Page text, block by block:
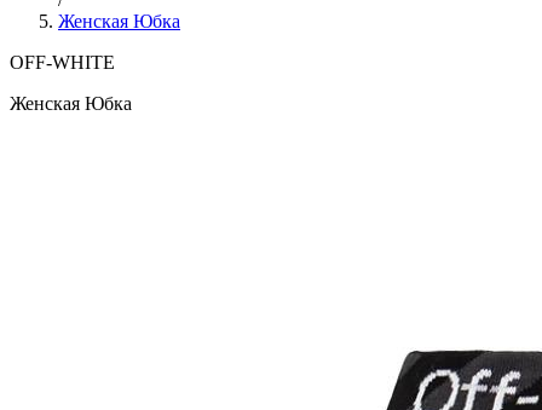
Женская Юбка
OFF-WHITE
Женская Юбка